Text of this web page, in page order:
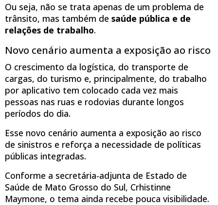
Ou seja, não se trata apenas de um problema de
trânsito, mas também de saúde pública e de
relações de trabalho.
Novo cenário aumenta a exposição ao risco
O crescimento da logística, do transporte de
cargas, do turismo e, principalmente, do trabalho
por aplicativo tem colocado cada vez mais
pessoas nas ruas e rodovias durante longos
períodos do dia.
Esse novo cenário aumenta a exposição ao risco
de sinistros e reforça a necessidade de políticas
públicas integradas.
Conforme a secretária-adjunta de Estado de
Saúde de Mato Grosso do Sul, Crhistinne
Maymone, o tema ainda recebe pouca visibilidade.